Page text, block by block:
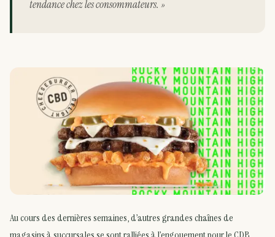
tendance chez les consommateurs. »
Au cours des dernières semaines, d’autres grandes chaînes de